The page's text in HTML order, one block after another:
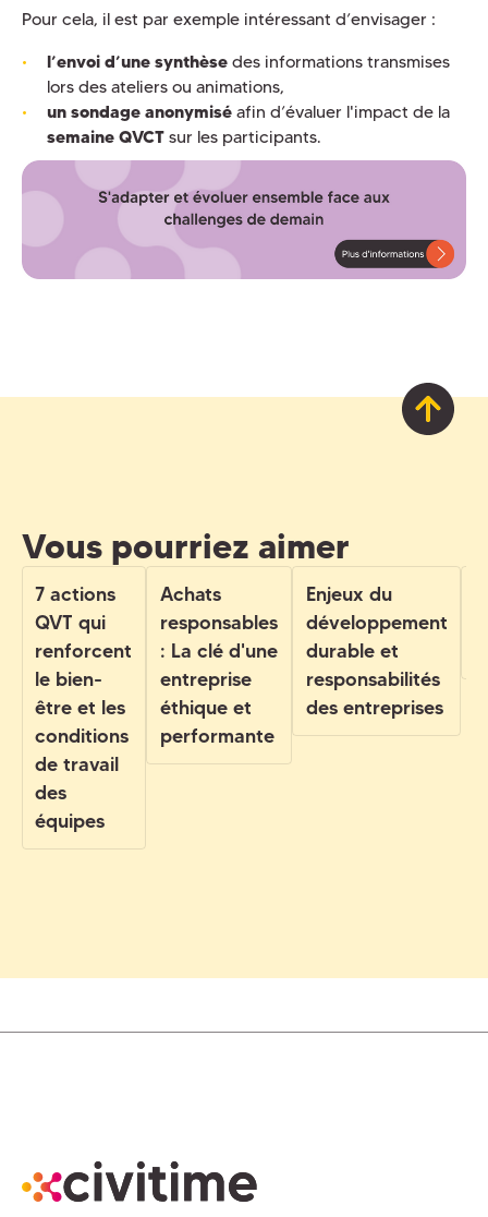
Pour cela, il est par exemple intéressant d’envisager :
l’envoi d’une synthèse des informations transmises
lors des ateliers ou animations,
un sondage anonymisé afin d’évaluer l'impact de la
semaine QVCT sur les participants.
Vous pourriez aimer
7 actions
QVT qui
renforcent
le bien-
être et les
conditions
de travail
des
équipes
Achats
responsables
: La clé d'une
entreprise
éthique et
performante
Enjeux du
développement
durable et
responsabilités
des entreprises